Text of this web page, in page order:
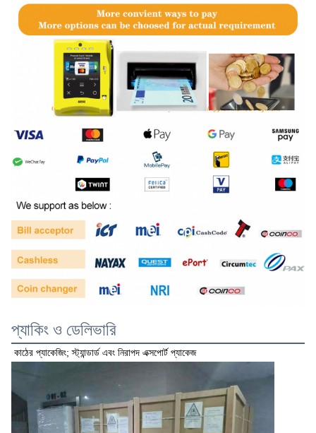
প্যাকিং ও ডেলিভারি
কাঠের প্যাকেজিং; স্ট্যান্ডার্ড এবং নিরাপদ এক্সপোর্ট প্যাকেজ